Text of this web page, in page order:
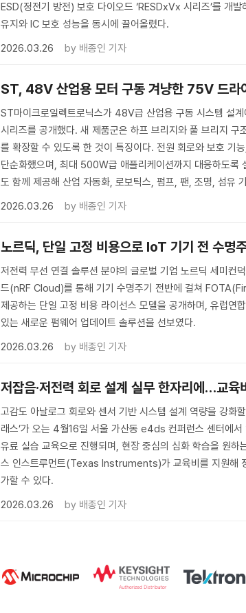
ESD(정전기 방전) 보호 다이오드 ‘RESDxVx 시리즈’를 개
유지와 IC 보호 성능을 동시에 끌어올렸다.
2026.03.26
by 배종인 기자
ST, 48V 산업용 모터 구동 겨냥한 75V 드라
ST마이크로일렉트로닉스가 48V급 산업용 구동 시스템 설
시리즈를 공개했다. 새 제품군은 하프 브리지와 풀 브리지
를 확장할 수 있도록 한 것이 특징이다. 전원 회로와 보호 기
단순화했으며, 최대 500W급 애플리케이션까지 대응하도록
도 함께 제공해 산업 자동화, 로보틱스, 펌프, 팬, 조명, 섬유
2026.03.26
by 배종인 기자
노르딕, 단일 고정 비용으로 IoT 기기 전 수명
저전력 무선 연결 솔루션 분야의 글로벌 기업 노르딕 세미
드(nRF Cloud)를 통해 기기 수명주기 전반에 걸쳐
제공하는 단일 고정 비용 라이선스 모델을 공개하며, 유럽연
있는 새로운 펌웨어 업데이트 솔루션을 선보였다.
2026.03.26
by 배종인 기자
저잡음·저전력 회로 설계 실무 한자리에…교육
고감도 아날로그 회로와 센서 기반 시스템 설계 역량을 강화
래스’가 오는 4월16일 서울 가산동 e4ds 컨퍼런스 센터에
유료 실습 교육으로 진행되며, 현장 중심의 심화 학습을 원
스 인스트루먼트(Texas Instruments)가 교육비를 지원해
가할 수 있다.
2026.03.26
by 배종인 기자